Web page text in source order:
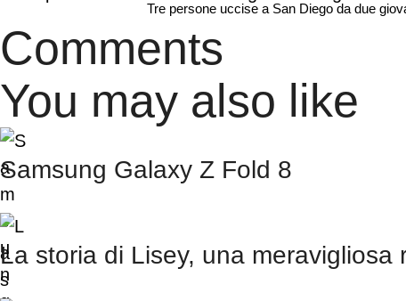
Tre persone uccise a San Diego da due
Comments
You may also like
Samsung Galaxy Z Fold 8
La storia di Lisey, una meravigliosa